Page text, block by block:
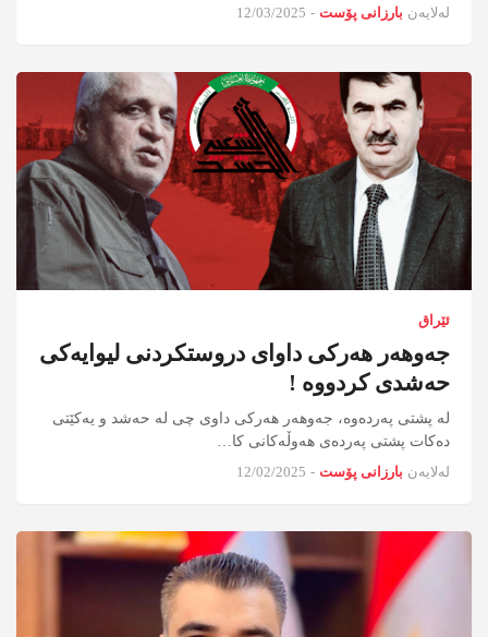
لەلایەن بارزانی پۆست -
12/03/2025
ئێراق
جەوهەر هەرکی داوای دروستکردنی لیوایەکی
حەشدی کردووە !
لە پشتی پەردەوە، جەوهەر هەرکی داوی چی لە حەشد و یەکێتی
دەکات پشتی پەردەی هەوڵەکانی کا…
لەلایەن بارزانی پۆست -
12/02/2025